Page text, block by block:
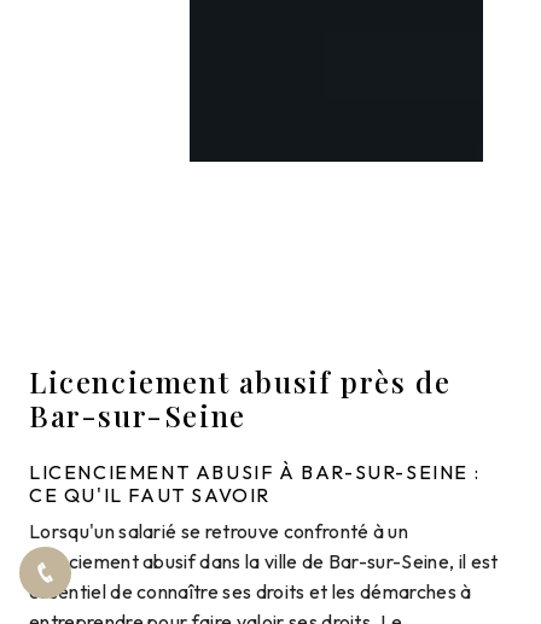
Licenciement abusif près de
Bar-sur-Seine
LICENCIEMENT ABUSIF À BAR-SUR-SEINE :
CE QU'IL FAUT SAVOIR
Lorsqu'un salarié se retrouve confronté à un
licenciement abusif dans la ville de Bar-sur-Seine, il est
essentiel de connaître ses droits et les démarches à